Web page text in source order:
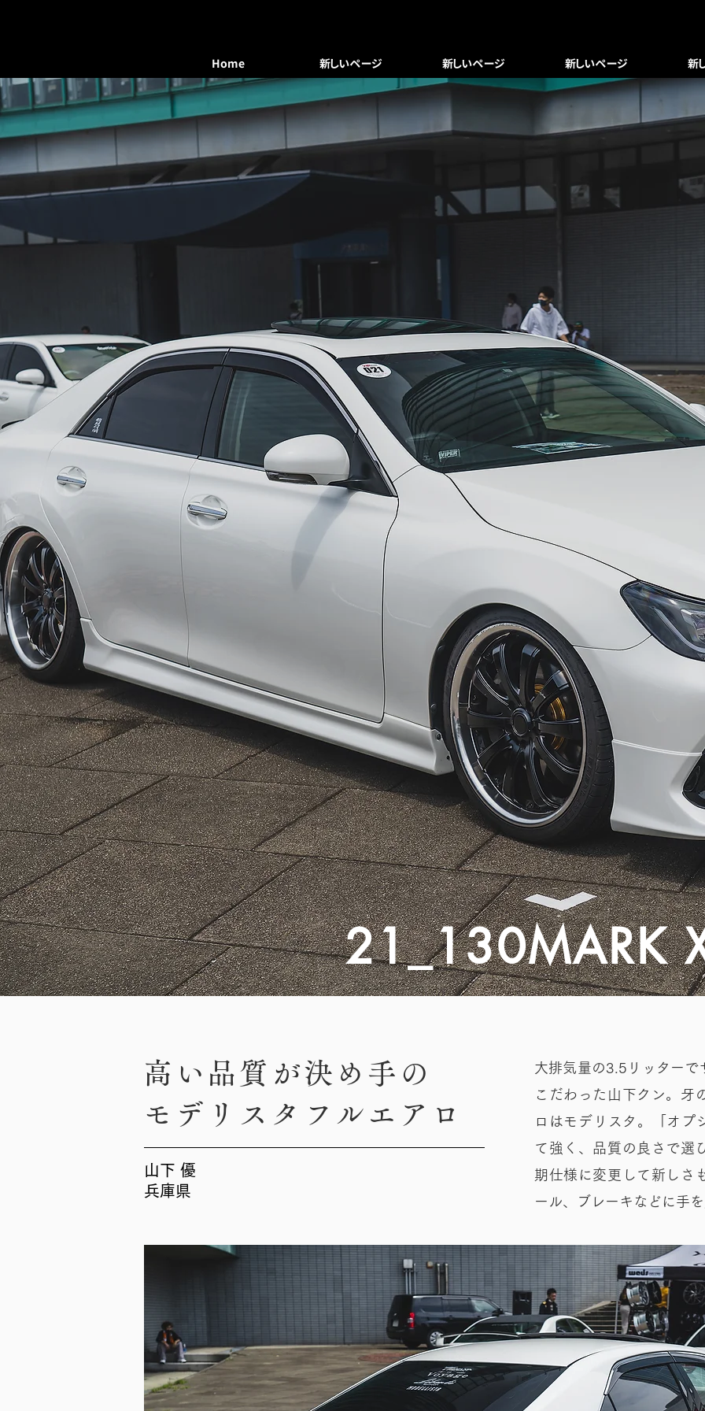
Home 新しいページ 新しいページ 新しいページ 新
21_130MARK
高い品質が決め手の
モデリスタフルエアロ
山下 優
兵庫県
大排気量の3.5リッターで
こだわった山下クン。牙
ロはモデリスタ。「オプ
て強く、品質の良さで選
期仕様に変更して新しさ
ール、ブレーキなどに手